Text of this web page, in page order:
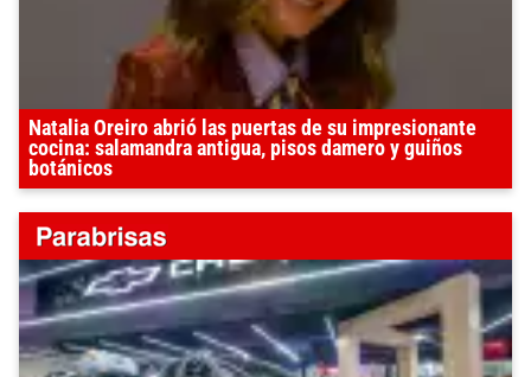
Natalia Oreiro abrió las puertas de su impresionante
cocina: salamandra antigua, pisos damero y guiños
botánicos